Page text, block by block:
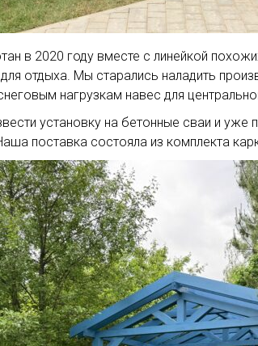
в 2020 году вместе с линейкой
отдыха. Мы старались наладить
нагрузкам навес для
установку на бетонные сваи и
поставка состояла из комплекта